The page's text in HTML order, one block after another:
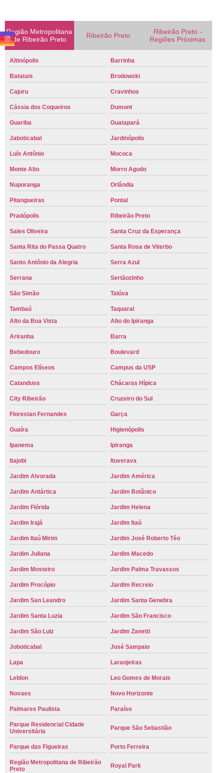
Região Metropolitana
de Ribeirão Preto
Ribeirão Preto
Ribeirão Preto -
Regiões Próximas
Altinópolis Barrinha
Batatais Brodowski
Cajuru Cravinhos
Cássia dos Coqueiros Dumont
Guariba Guatapará
Jaboticabal Jardinópolis
Luís Antônio Mococa
Monte Alto Morro Agudo
Nuporanga Orlândia
Pitangueiras Pontal
Pradópolis Ribeirão Preto
Sales Oliveira Santa Cruz da Esperança
Santa Rita do Passa Quatro Santa Rosa de Viterbo
Santo Antônio da Alegria Serra Azul
Serrana Sertãozinho
São Simão Taiúva
Tambaú
Taquaral
Alto da Boa Vista
Alto do Ipiranga
Ariranha Barra
Bebedouro Boulevard
Campos Elíseos Campus da USP
Catanduva Chácaras Hípica
City Ribeirão Cruzeiro do Sul
Florestan Fernandes Garça
Guaíra Higienópolis
Ipanema Ipiranga
Itajobi Ituverava
Jardim Alvorada Jardim América
Jardim Antártica Jardim Botânico
Jardim Flórida Jardim Helena
Jardim Irajá Jardim Itaú
Jardim Itaú Mirim Jardim José Roberto Téo
Jardim Juliana Jardim Macedo
Jardim Mosteiro Jardim Palma Travassos
Jardim Procópio Jardim Recreio
Jardim San Leandro Jardim Santa Genebra
Jardim Santa Luzia Jardim São Francisco
Jardim São Luiz Jardim Zanetti
Joboticabal José Sampaio
Lapa Laranjeiras
Leblon Leo Gomes de Morais
Novaes Novo Horizonte
Palmares Paulista Paraíso
Parque Residencial Cidade
Universitária
Parque São Sebastião
Parque das Figueiras Porto Ferreira
Região Metropolitana de Ribeirão
Preto
Royal Park